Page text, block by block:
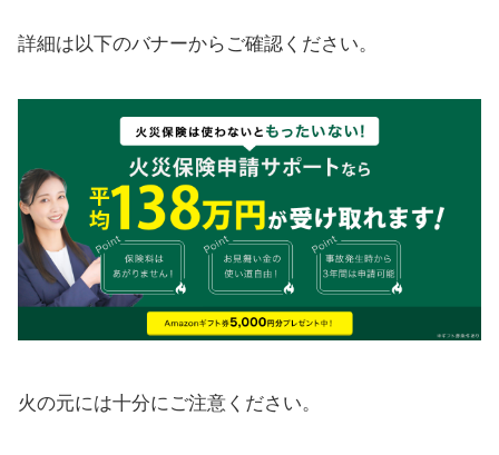
詳細は以下のバナーからご確認ください。
火の元には十分にご注意ください。